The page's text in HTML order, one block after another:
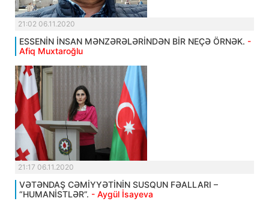
21:02 06.11.2020
ESSENİN İNSAN MƏNZƏRƏLƏRİNDƏN BİR NEÇƏ ÖRNƏK. -
Afiq Muxtaroğlu
21:17 06.11.2020
VƏTƏNDAŞ CƏMİYYƏTİNİN SUSQUN FƏALLARI –
“HUMANİSTLƏR”. - Aygül İsayeva